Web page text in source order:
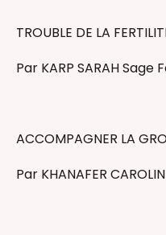
TROUBLE DE LA
Par KARP SARAH
ACCOMPAGNER LA
Par KHANAFER